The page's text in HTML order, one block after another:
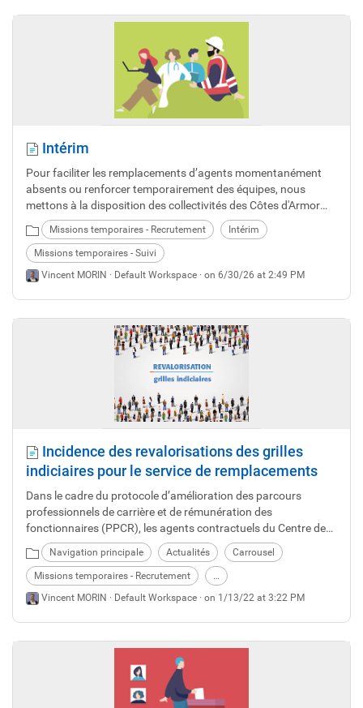
Intérim
Pour faciliter les remplacements d’agents momentanément
absents ou renforcer temporairement des équipes, nous
mettons à la disposition des collectivités des Côtes d'Armor
des agents contractuels dans tous les métiers (sauf sécurité)
via notre service des missions temporaires. Si vous êtes en
recherche d’emploi, de nouvelles opportunités, en
reconversion, en disponibilité, lauréat d’un concours, notre
service intérim est un véritable tremplin vers l'emploi.
Missions temporaires - Recrutement Intérim
Missions temporaires - Suivi
Vincent MORIN · Default Workspace · on 6/30/26 at 2:49 PM
Incidence des revalorisations des grilles
indiciaires pour le service de remplacements
Dans le cadre du protocole d’amélioration des parcours
professionnels de carrière et de rémunération des
fonctionnaires (PPCR), les agents contractuels du Centre de
Gestion bénéficient d’une refonte des grilles indiciaires avec la
revalorisation des indices bruts (I.B.) et des indices majorés
(I.M.) pour certains grades. Ces modifications s’étaleront
jusqu’en 2020.
Navigation principale Actualités Carrousel
Missions temporaires - Recrutement
…
Vincent MORIN · Default Workspace · on 1/13/22 at 3:22 PM